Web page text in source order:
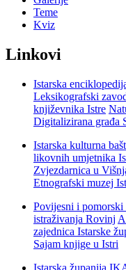
Teme
Kviz
Linkovi
Istarska
Leksikografski
književnika Istre
Digitalizirana građa
Istarska kulturna
likovnih umjetnika
Zvjezdarnica u
Etnografski muzej
Povijesni i pomorski
istraživanja Rovinj
zajednica Istarske
Sajam knjige u Istri
Istarska županija